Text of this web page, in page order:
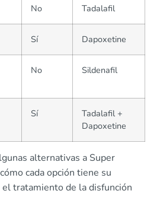
No Tadalafil
Sí Dapoxetine
No Sildenafil
Sí
Tadalafil +
Dapoxetine
alternativas a Super
cada opción tiene su
tratamiento de la disfunción